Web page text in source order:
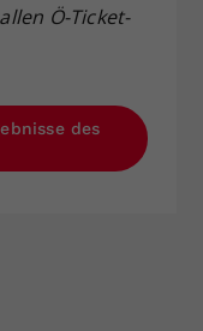
Ö-Ticket-
des